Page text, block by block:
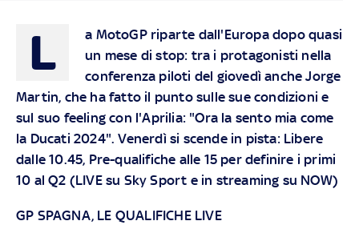
L
a MotoGP riparte dall'Europa dopo quasi
un mese di stop: tra i protagonisti nella
conferenza piloti del giovedì anche Jorge
Martin, che ha fatto il punto sulle sue condizioni e
sul suo feeling con l'Aprilia: "Ora la sento mia come
la Ducati 2024". Venerdì si scende in pista: Libere
dalle 10.45, Pre-qualifiche alle 15 per definire i primi
10 al Q2 (LIVE su Sky Sport e in streaming su NOW)
GP SPAGNA, LE QUALIFICHE LIVE